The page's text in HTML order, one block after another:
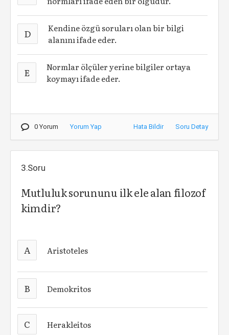
D
Kendine özgü soruları olan bir bilgi
alanını ifade eder.
E
Normlar ölçüler yerine bilgiler ortaya
koymayı ifade eder.
0 Yorum Yorum Yap Hata Bildir Soru Detay
3.Soru
Mutluluk sorununu ilk ele alan filozof
kimdir?
A Aristoteles
B Demokritos
C Herakleitos